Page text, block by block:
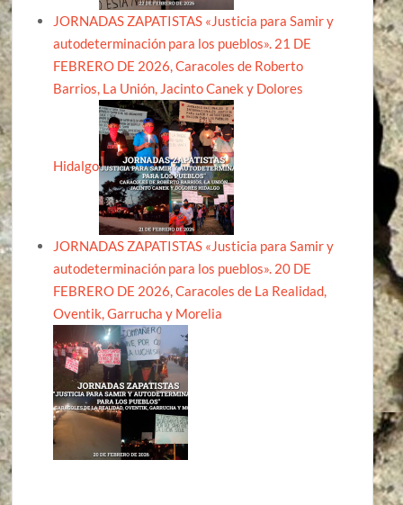
JORNADAS ZAPATISTAS «Justicia para Samir y
autodeterminación para los pueblos». 21 DE
FEBRERO DE 2026, Caracoles de Roberto
Barrios, La Unión, Jacinto Canek y Dolores
Hidalgo
JORNADAS ZAPATISTAS «Justicia para Samir y
autodeterminación para los pueblos». 20 DE
FEBRERO DE 2026, Caracoles de La Realidad,
Oventik, Garrucha y Morelia